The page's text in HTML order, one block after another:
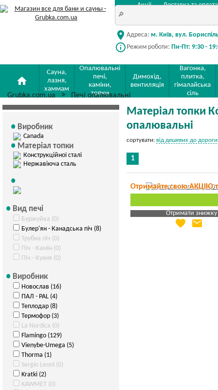
Акції Доставка та оплата
location_on Адреса: м. Київ, вул.
info_outline Режим роботи: Пн-Пт: 9:30 -
home
Сауна,
лазня,
хаммам
Опалювальні
печі,
каміни,
топки
Димохід,
вентиляція
Вагонка,
плитка,
гімалайська
сіль
Grubka.com.ua Печі опалювальні
Виробник
Canada
Матеріал топки
Конструкційної сталі
Нержавіюча сталь
Вид печі
Буржуйка (0)
Булер'ян - Канадська піч (8)
Трубна піч (0)
Піч - Камін (0)
Піч - Кухня (0)
Виробник
Новослав (16)
ПАЛ - PAL (4)
Теплодар (8)
Термофор (3)
La Nordica (0)
Flamingo (129)
Vienybe-Umega (5)
Thorma (1)
Sergio Leoni (0)
Kratki (2)
KAWMET (0)
Матеріал топки
опалювальні
сортувати: від дешевих до
1
Отримайте свою АКЦІЮ
Отримати знижку
Яка Ваша ціна
favorite email